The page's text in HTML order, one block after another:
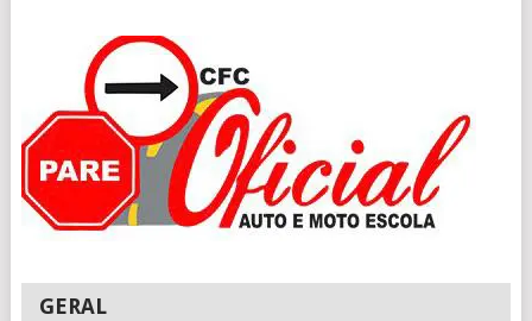
GERAL